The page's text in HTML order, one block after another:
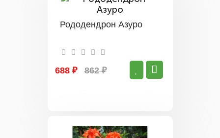
Рододендрон Азуро
688 ₽ 862 ₽